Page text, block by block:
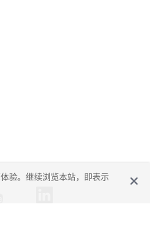
验。继续浏览本站，即表示